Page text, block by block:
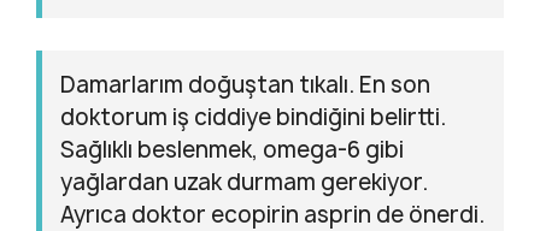
Damarlarım doğuştan tıkalı. En son
doktorum iş ciddiye bindiğini belirtti.
Sağlıklı beslenmek, omega-6 gibi
yağlardan uzak durmam gerekiyor.
Ayrıca doktor ecopirin asprin de önerdi.